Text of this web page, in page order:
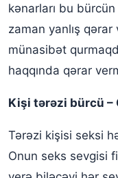
kənarları bu
zaman yanlış
münasibət
haqqında qərar
Kişi tərəzi bürcü –
Tərəzi kişisi seksi
Onun seks sevgisi